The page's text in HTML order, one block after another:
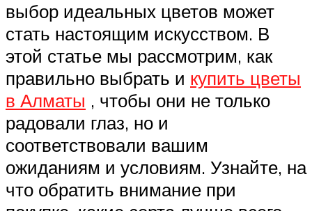
выбор идеальных цветов может
стать настоящим искусством. В
этой статье мы рассмотрим, как
правильно выбрать и купить цветы
в Алматы , чтобы они не только
радовали глаз, но и
соответствовали вашим
ожиданиям и условиям. Узнайте, на
что обратить внимание при